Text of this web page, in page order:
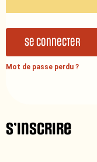
Se connecter
Mot de passe perdu ?
S’inscrire